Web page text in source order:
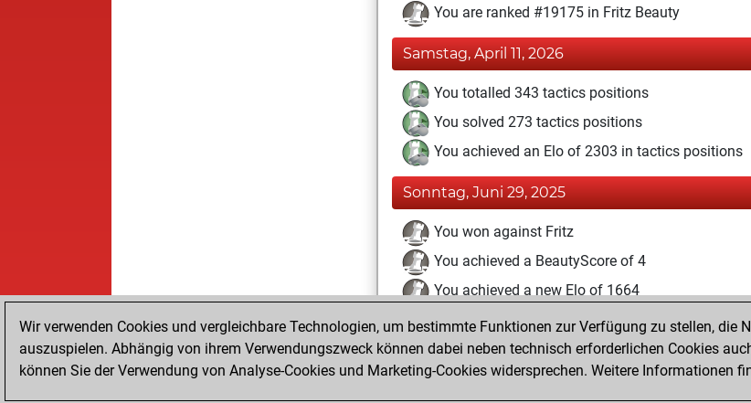
You are ranked #19175 in Fritz Beauty
Samstag, April 11, 2026
You totalled 343 tactics positions
You solved 273 tactics positions
You achieved an Elo of 2303 in tactics positions
Sonntag, Juni 29, 2025
You won against Fritz
You achieved a BeautyScore of 4
You achieved a new Elo of 1664
Samstag, Juni 28, 2025
You created your Fritz account
Wir verwenden Cookies und vergleichbare Technologien, um bestimmte Funktionen zur Verfügung zu stellen, die
auszuspielen. Abhängig von ihrem Verwendungszweck können dabei neben technisch erforderlichen Cookies
können Sie der Verwendung von Analyse-Cookies und Marketing-Cookies widersprechen. Weitere Informationen